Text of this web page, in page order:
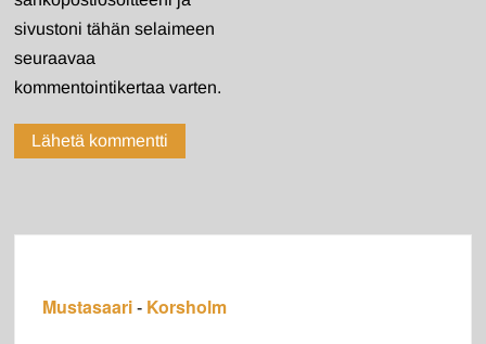
sivustoni tähän selaimeen
seuraavaa
kommentointikertaa varten.
Mustasaari - Korsholm